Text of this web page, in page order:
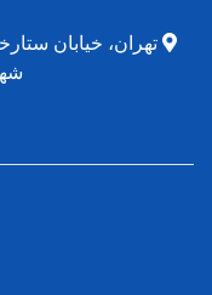
تهران، خیابان